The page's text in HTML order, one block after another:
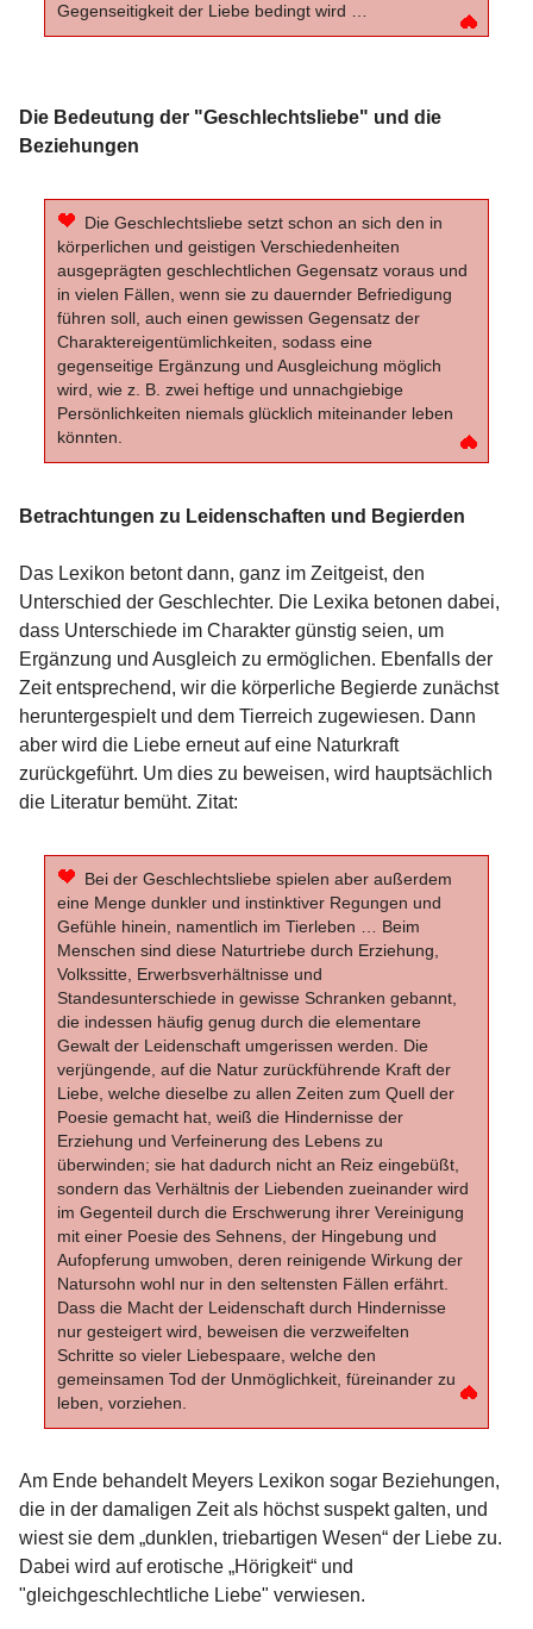
Gegenseitigkeit der Liebe bedingt wird …
Die Bedeutung der "Geschlechtsliebe" und die
Beziehungen
Die Geschlechtsliebe setzt schon an sich den in
körperlichen und geistigen Verschiedenheiten
ausgeprägten geschlechtlichen Gegensatz voraus und
in vielen Fällen, wenn sie zu dauernder Befriedigung
führen soll, auch einen gewissen Gegensatz der
Charaktereigentümlichkeiten, sodass eine
gegenseitige Ergänzung und Ausgleichung möglich
wird, wie z. B. zwei heftige und unnachgiebige
Persönlichkeiten niemals glücklich miteinander leben
könnten.
Betrachtungen zu Leidenschaften und Begierden
Das Lexikon betont dann, ganz im Zeitgeist, den
Unterschied der Geschlechter. Die Lexika betonen dabei,
dass Unterschiede im Charakter günstig seien, um
Ergänzung und Ausgleich zu ermöglichen. Ebenfalls der
Zeit entsprechend, wir die körperliche Begierde zunächst
heruntergespielt und dem Tierreich zugewiesen. Dann
aber wird die Liebe erneut auf eine Naturkraft
zurückgeführt. Um dies zu beweisen, wird hauptsächlich
die Literatur bemüht. Zitat:
Bei der Geschlechtsliebe spielen aber außerdem
eine Menge dunkler und instinktiver Regungen und
Gefühle hinein, namentlich im Tierleben … Beim
Menschen sind diese Naturtriebe durch Erziehung,
Volkssitte, Erwerbsverhältnisse und
Standesunterschiede in gewisse Schranken gebannt,
die indessen häufig genug durch die elementare
Gewalt der Leidenschaft umgerissen werden. Die
verjüngende, auf die Natur zurückführende Kraft der
Liebe, welche dieselbe zu allen Zeiten zum Quell der
Poesie gemacht hat, weiß die Hindernisse der
Erziehung und Verfeinerung des Lebens zu
überwinden; sie hat dadurch nicht an Reiz eingebüßt,
sondern das Verhältnis der Liebenden zueinander wird
im Gegenteil durch die Erschwerung ihrer Vereinigung
mit einer Poesie des Sehnens, der Hingebung und
Aufopferung umwoben, deren reinigende Wirkung der
Natursohn wohl nur in den seltensten Fällen erfährt.
Dass die Macht der Leidenschaft durch Hindernisse
nur gesteigert wird, beweisen die verzweifelten
Schritte so vieler Liebespaare, welche den
gemeinsamen Tod der Unmöglichkeit, füreinander zu
leben, vorziehen.
Am Ende behandelt Meyers Lexikon sogar Beziehungen,
die in der damaligen Zeit als höchst suspekt galten, und
wiest sie dem „dunklen, triebartigen Wesen“ der Liebe zu.
Dabei wird auf erotische „Hörigkeit“ und
"gleichgeschlechtliche Liebe" verwiesen.